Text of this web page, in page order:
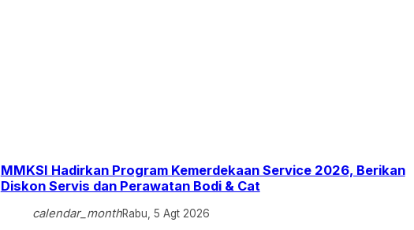
MMKSI Hadirkan Program Kemerdekaan Service 2026, Berikan
Diskon Servis dan Perawatan Bodi & Cat
calendar_monthRabu, 5 Agt 2026